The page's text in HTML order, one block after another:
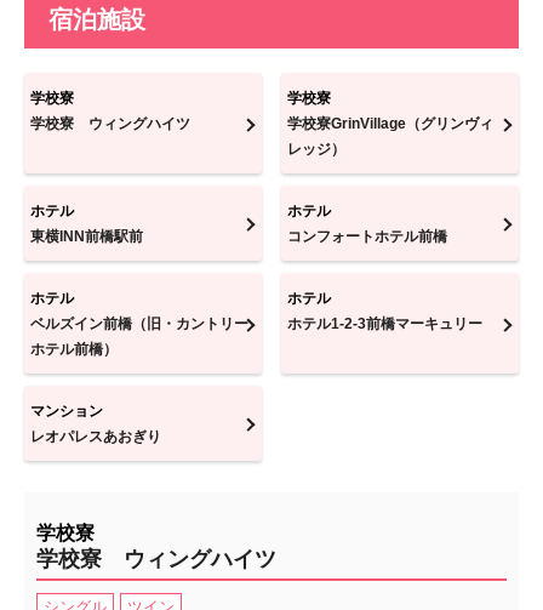
宿泊施設
学校寮
学校寮 ウィングハイツ
学校寮
学校寮GrinVillage（グリンヴィ
レッジ）
ホテル
東横INN前橋駅前
ホテル
コンフォートホテル前橋
ホテル
ベルズイン前橋（旧・カントリー
ホテル前橋）
ホテル
ホテル1-2-3前橋マーキュリー
マンション
レオパレスあおぎり
学校寮
学校寮 ウィングハイツ